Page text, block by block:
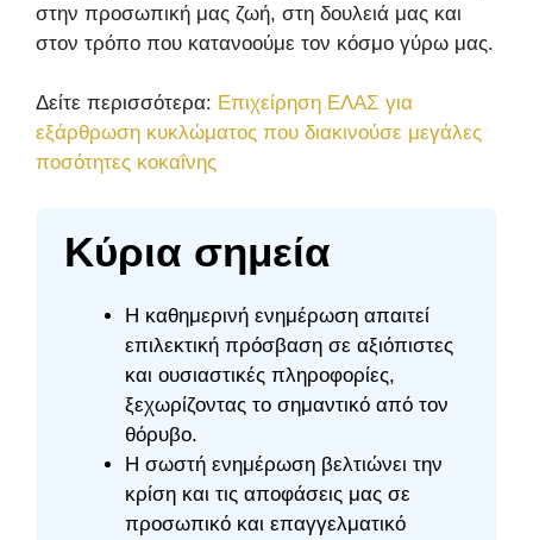
στην προσωπική μας ζωή, στη δουλειά μας και
στον τρόπο που κατανοούμε τον κόσμο γύρω μας.
Δείτε περισσότερα: Επιχείρηση ΕΛΑΣ για
εξάρθρωση κυκλώματος που διακινούσε μεγάλες
ποσότητες κοκαΐνης
Κύρια σημεία
Η καθημερινή ενημέρωση απαιτεί
επιλεκτική πρόσβαση σε αξιόπιστες
και ουσιαστικές πληροφορίες,
ξεχωρίζοντας το σημαντικό από τον
θόρυβο.
Η σωστή ενημέρωση βελτιώνει την
κρίση και τις αποφάσεις μας σε
προσωπικό και επαγγελματικό